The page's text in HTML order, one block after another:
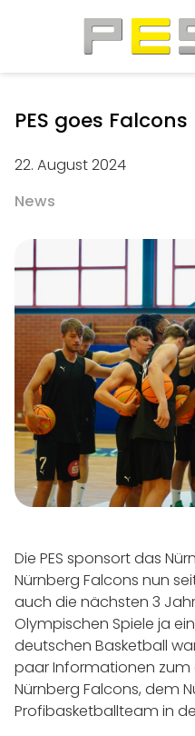
PES goes Falcons
22. August 2024
News
Die PES sponsort das
Nürnberg Falcons nun
auch die nächsten 3
Olympischen Spiele ja
deutschen Basketball
paar Informationen zum
Nürnberg Falcons, dem
Profibasketballteam in